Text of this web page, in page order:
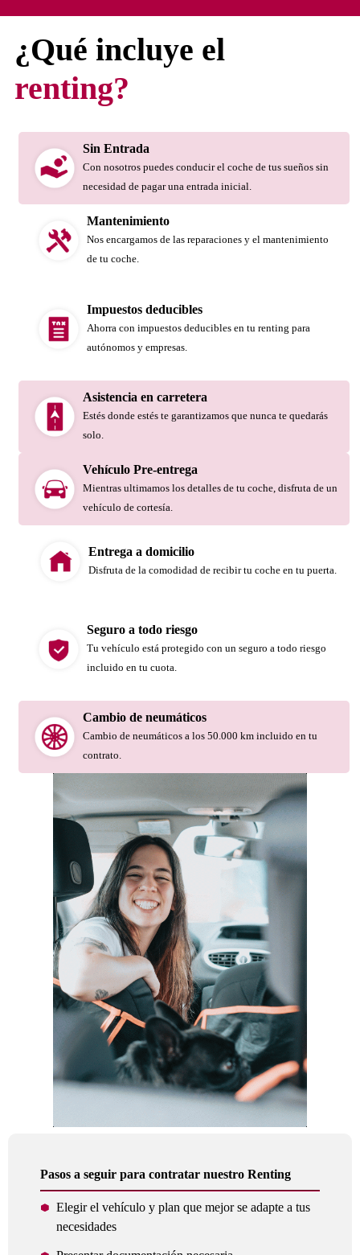
¿Qué incluye el
renting?
Sin Entrada
Con nosotros puedes conducir el coche de tus sueños sin
necesidad de pagar una entrada inicial.
Mantenimiento
Nos encargamos de las reparaciones y el mantenimiento
de tu coche.
Impuestos deducibles
Ahorra con impuestos deducibles en tu renting para
autónomos y empresas.
Asistencia en carretera
Estés donde estés te garantizamos que nunca te quedarás
solo.
Vehículo Pre-entrega
Mientras ultimamos los detalles de tu coche, disfruta de un
vehículo de cortesía.
Entrega a domicilio
Disfruta de la comodidad de recibir tu coche en tu puerta.
Seguro a todo riesgo
Tu vehículo está protegido con un seguro a todo riesgo
incluido en tu cuota.
Cambio de neumáticos
Cambio de neumáticos a los 50.000 km incluido en tu
contrato.
Pasos a seguir para contratar nuestro Renting
Elegir el vehículo y plan que mejor se adapte a tus
necesidades